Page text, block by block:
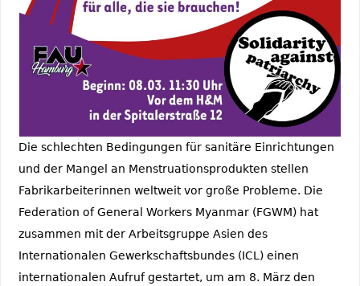
Die schlechten Bedingungen für sanitäre Einrichtungen
und der Mangel an Menstruationsprodukten stellen
Fabrikarbeiterinnen weltweit vor große Probleme. Die
Federation of General Workers Myanmar (FGWM) hat
zusammen mit der Arbeitsgruppe Asien des
Internationalen Gewerkschaftsbundes (ICL) einen
internationalen Aufruf gestartet, um am 8. März den